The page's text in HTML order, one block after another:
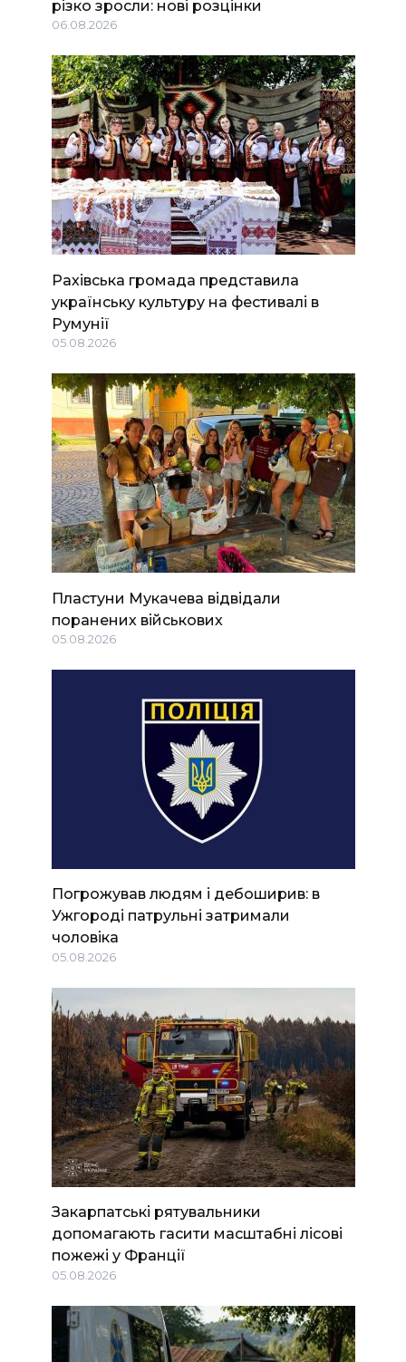
різко зросли: нові розцінки
06.08.2026
Рахівська громада представила
українську культуру на фестивалі в
Румунії
05.08.2026
Пластуни Мукачева відвідали
поранених військових
05.08.2026
Погрожував людям і дебоширив: в
Ужгороді патрульні затримали
чоловіка
05.08.2026
Закарпатські рятувальники
допомагають гасити масштабні лісові
пожежі у Франції
05.08.2026